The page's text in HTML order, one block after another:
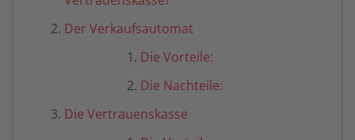
Der Verkaufsautomat
Die Vorteile:
Die Nachteile:
Die Vertrauenskasse